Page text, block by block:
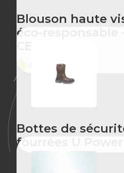
Blouson haute
éco-responsable –
ÉCO-CONÇU
Bottes de
fourrées U Power